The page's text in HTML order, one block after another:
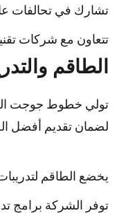
تشارك في تحالفات
تتعاون مع شركات
الطاقم
تولي خطوط جوجت
لضمان تقديم أفضل
يخضع الطاقم
توفر الشركة برامج